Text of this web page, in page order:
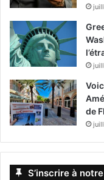
de
S’inscrire à